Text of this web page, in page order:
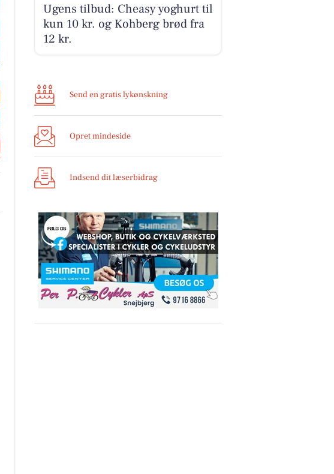
Ugens tilbud: Cheasy yoghurt til
kun 10 kr. og Kohberg brød fra
12 kr.
Send en gratis lykønskning
Opret mindeside
Indsend dit læserbidrag